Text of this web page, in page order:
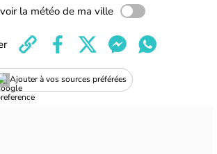
la météo de ma ville
Ajouter à vos sources préférées